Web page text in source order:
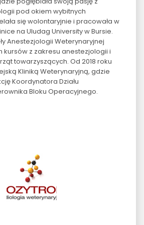
pod okiem wybitnych
się wolontaryjnie i pracowała w
na Uludag University w Bursie.
Anestezjologii Weterynaryjnej
kursów z zakresu anestezjologii i
towarzyszących. Od 2018 roku
Kliniką Weterynaryjną, gdzie
Koordynatora Działu
Bloku Operacyjnego.